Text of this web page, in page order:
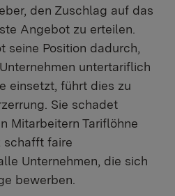
den Zuschlag auf das
Angebot zu erteilen.
seine Position dadurch,
untertariflich
einsetzt, führt dies zu
Sie schadet
Mitarbeitern Tariflöhne
schafft faire
Unternehmen, die sich
bewerben.